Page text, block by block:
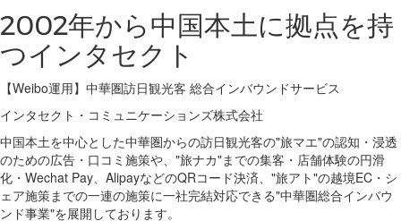
2002年から中国本土に拠点を持
つインタセクト
【Weibo運用】中華圏訪日観光客 総合インバウンドサービス
インタセクト・コミュニケーションズ株式会社
中国本土を中心とした中華圏からの訪日観光客の"旅マエ"の認知・浸透
のための広告・口コミ施策や、"旅ナカ"までの集客・店舗体験の円滑
化・Wechat Pay、AlipayなどのQRコード決済、"旅アト"の越境EC・シ
ェア施策までの一連の施策に一社完結対応できる"中華圏総合インバウ
ンド事業"を展開しております。